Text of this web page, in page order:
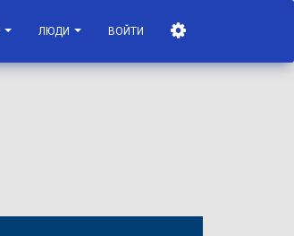
ЛЮДИ ВОЙТИ